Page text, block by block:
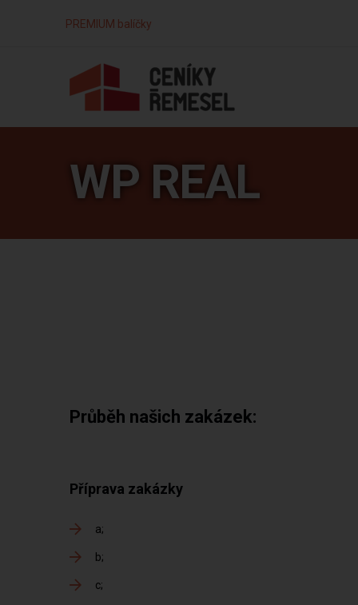
PREMIUM balíčky
WP REAL
Průběh našich zakázek:
Příprava zakázky
a
b
c